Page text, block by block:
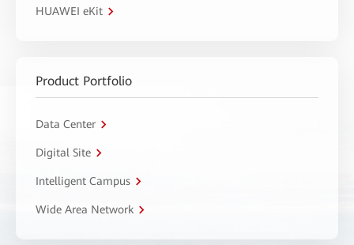
HUAWEI eKit
Product Portfolio
Data Center
Digital Site
Intelligent Campus
Wide Area Network